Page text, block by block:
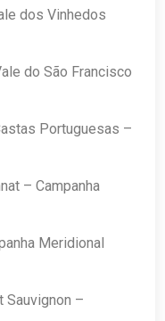
Vinhedos
São Francisco
Portuguesas –
– Campanha
Meridional
–